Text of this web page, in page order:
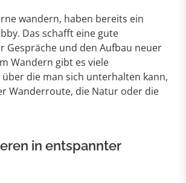
wandern, haben bereits ein
Das schafft eine gute
Gespräche und den Aufbau neuer
Wandern gibt es viele
die man sich unterhalten kann,
Wanderroute, die Natur oder die
in entspannter